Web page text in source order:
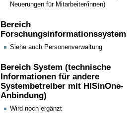
Neuerungen für Mitarbeiter/innen)
Bereich
Forschungsinformationssystem
Siehe auch Personenverwaltung
Bereich System (technische
Informationen für andere
Systembetreiber mit HISinOne-
Anbindung)
Wird noch ergänzt